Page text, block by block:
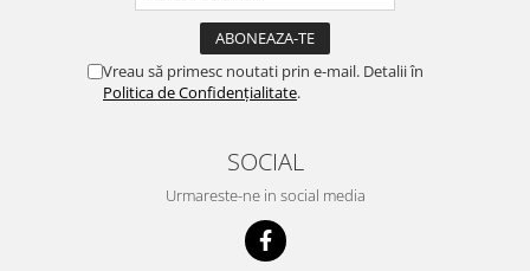
Vreau să primesc noutati prin e-mail. Detalii în
Politica de Confidențialitate.
SOCIAL
Urmareste-ne in social media